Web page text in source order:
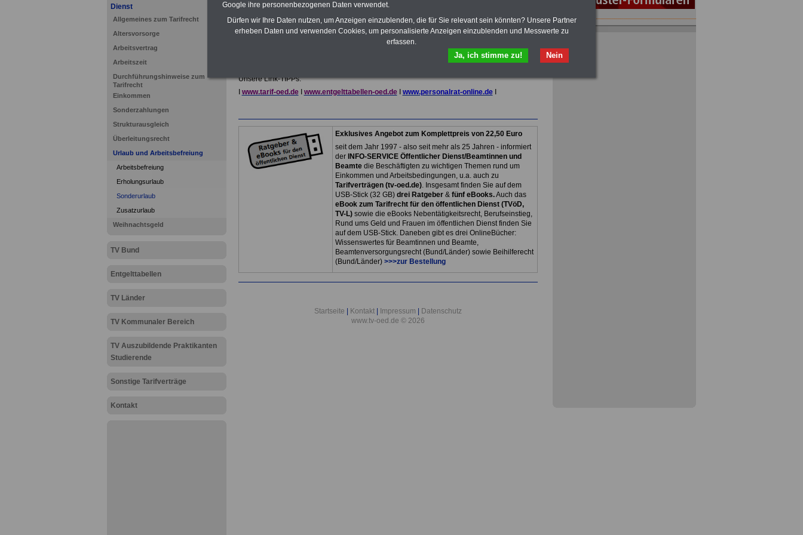
Dienst
Allgemeines zum Tarifrecht
Altersvorsorge
Arbeitsvertrag
Arbeitszeit
Durchführungshinweise zum
Tarifrecht
Einkommen
Sonderzahlungen
Strukturausgleich
Überleitungsrecht
Urlaub und Arbeitsbefreiung
Arbeitsbefreiung
Erholungsurlaub
Sonderurlaub
Zusatzurlaub
Weihnachtsgeld
TV Bund
Entgelttabellen
TV Länder
TV Kommunaler Bereich
TV Auszubildende Praktikanten
Studierende
Sonstige Tarifverträge
Kontakt
Dienst (TVöD, TV-L)sowie weitere
10 Bücher bzw. eBooks zum
herunterladen, lesen und
ausdrucken.Mehr Infos
Unsere Link-TIPPs:
www.tarif-oed.deI www.entgelttabellen-oed.deI www.personalrat-online.deI
Exklusives Angebot zum Komplettpreis von 22,50 Euro
seit dem Jahr 1997 - also seit mehr als 25 Jahren - informiert
der INFO-SERVICE Öffentlicher Dienst/Beamtinnen und
Beamtedie Beschäftigten zu wichtigen Themen rund um
Einkommen und Arbeitsbedingungen, u.a. auch zu
Tarifverträgen (tv-oed.de). Insgesamt finden Sie auf dem
USB-Stick (32 GB) drei Ratgeber& fünf eBooks.Auch das
eBook zum Tarifrecht für den öffentlichen Dienst (TVöD,
TV-L)sowie die eBooks Nebentätigkeitsrecht, Berufseinstieg,
Rund ums Geld und Frauen im öffentlichen Dienst finden Sie
auf dem USB-Stick. Daneben gibt es drei OnlineBücher:
Wissenswertes für Beamtinnen und Beamte,
Beamtenversorgungsrecht (Bund/Länder) sowie Beihilferecht
(Bund/Länder) >>>zur Bestellung
Startseite Kontakt Impressum
Datenschutz
www.tv-oed.de © 2026
ACHTUNG
ACHTUNG
Google ihre personenbezogenen Daten verwendet.
Dürfen wir Ihre Daten nutzen, um Anzeigen einzublenden, die für Sie relevant sein könnten? Unsere Partner
erheben Daten und verwenden Cookies, um personalisierte Anzeigen einzublenden und Messwerte zu
erfassen.
Nein
Ja, ich stimme zu!